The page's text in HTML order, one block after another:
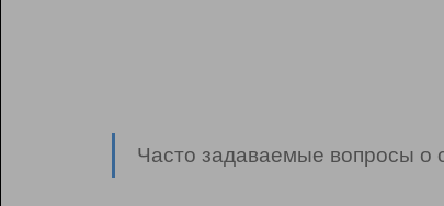
Часто задаваемые вопросы о